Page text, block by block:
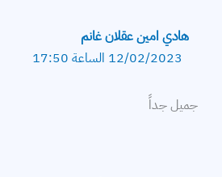
هادي امين عقلان غانم
12/02/2023 الساعة 17:50
جميل جداً